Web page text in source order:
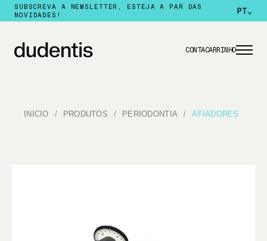
SUBSCREVA A NEWSLETTER, ESTEJA A PAR DAS
NOVIDADES!
PT⌄
CONTACARRINHO
INICIO PRODUTOS PERIODONTIA AFIADORES